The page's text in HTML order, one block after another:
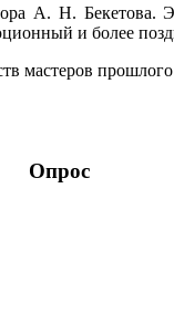
А. Н. Бекетова.
и более
мастеров
Опрос